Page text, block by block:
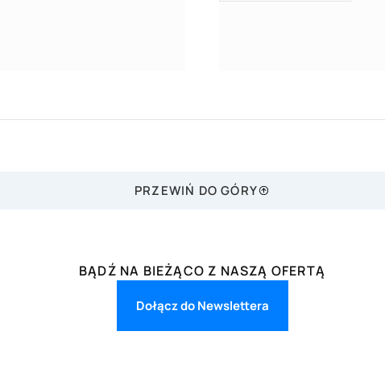
PRZEWIŃ DO GÓRY
BĄDŹ NA BIEŻĄCO Z NASZĄ OFERTĄ
Dołącz do Newslettera